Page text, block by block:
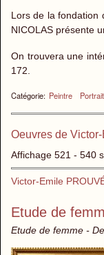
Lors de la fondation
NICOLAS présente
On trouvera une
172.
Catégorie: Peintre
Oeuvres de
Affichage 521 - 540
Victor-Emile
Etude de
Etude de femme -